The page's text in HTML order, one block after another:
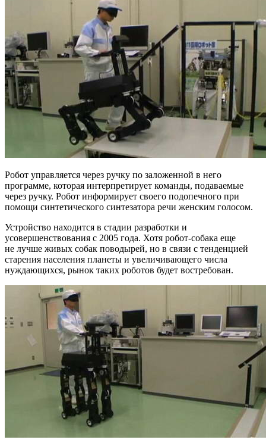
Робот управляется через ручку по заложенной в него
программе, которая интерпретирует команды, подаваемые
через ручку. Робот информирует своего подопечного при
помощи синтетического синтезатора речи женским голосом.
Устройство находится в стадии разработки и
усовершенствования с 2005 года. Хотя робот-собака еще
не лучше живых собак поводырей, но в связи с тенденцией
старения населения планеты и увеличивающего числа
нуждающихся, рынок таких роботов будет востребован.